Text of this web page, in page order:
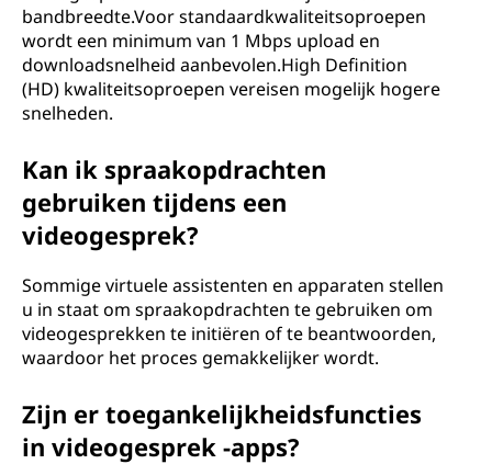
bandbreedte.Voor standaardkwaliteitsoproepen
wordt een minimum van 1 Mbps upload en
downloadsnelheid aanbevolen.High Definition
(HD) kwaliteitsoproepen vereisen mogelijk hogere
snelheden.
Kan ik spraakopdrachten
gebruiken tijdens een
videogesprek?
Sommige virtuele assistenten en apparaten stellen
u in staat om spraakopdrachten te gebruiken om
videogesprekken te initiëren of te beantwoorden,
waardoor het proces gemakkelijker wordt.
Zijn er toegankelijkheidsfuncties
in videogesprek -apps?